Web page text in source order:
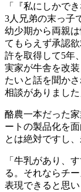
「『私にしかで
3人兄弟の末っ子
幼少期から両親
てもらえず承認
許を取得して5年
実家が牛舎を改
たいと話を聞か
相談がありました
酪農一本だった
ートの製品化を
とは絶対ですし
「牛乳があり、
る。それならチ
表現できると思